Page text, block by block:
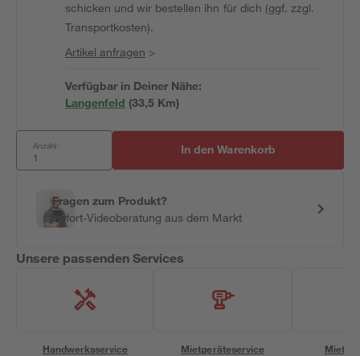
schicken und wir bestellen ihn für dich (ggf. zzgl.
Transportkosten).
Artikel anfragen >
Verfügbar in Deiner Nähe:
Langenfeld (33,5 Km)
Anzahl: In den Warenkorb
Fragen zum Produkt?
Sofort-Videoberatung aus dem Markt
Unsere passenden Services
Handwerksservice Mietgeräteservice